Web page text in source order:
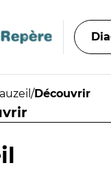
/Découvrir